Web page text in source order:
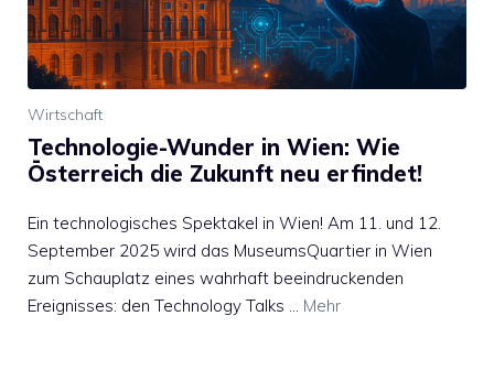
Wirtschaft
Technologie-Wunder in Wien: Wie
Österreich die Zukunft neu erfindet!
Ein technologisches Spektakel in Wien! Am 11. und 12.
September 2025 wird das MuseumsQuartier in Wien
zum Schauplatz eines wahrhaft beeindruckenden
Ereignisses: den Technology Talks … Mehr